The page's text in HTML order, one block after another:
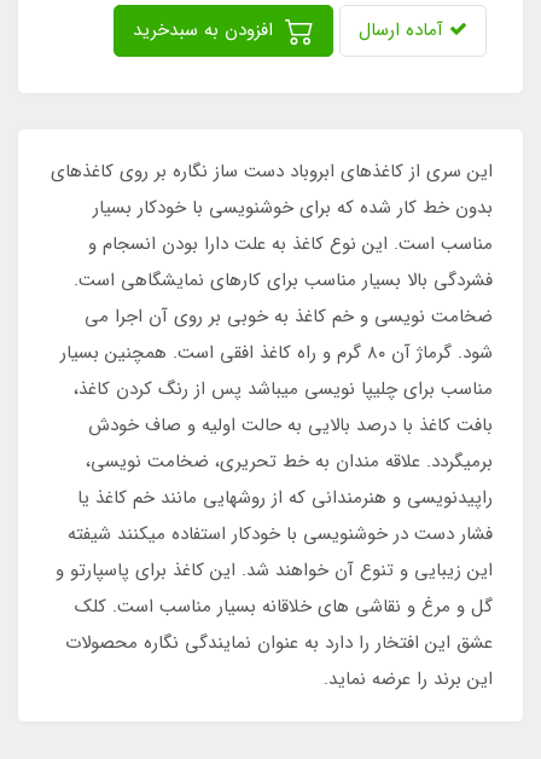
آماده ارسال
این سری از کاغذهای ابروباد دست ساز نگاره بر روی کاغذهای
بدون خط کار شده که برای خوشنویسی با خودکار بسیار
مناسب است. این نوع کاغذ به علت دارا بودن انسجام و
فشردگی بالا بسیار مناسب برای کارهای نمایشگاهی است.
ضخامت نویسی و خم کاغذ به خوبی بر روی آن اجرا می
شود. گرماژ آن ۸۰ گرم و راه کاغذ افقی است. همچنین بسیار
مناسب برای چلیپا نویسی می‏باشد پس از رنگ کردن کاغذ،
بافت کاغذ با درصد بالایی به حالت اولیه و صاف خودش
برمی‏گردد. علاقه مندان به خط تحریری، ضخامت‏ نویسی،
راپیدنویسی و هنرمندانی که از روشهایی مانند خم کاغذ یا
فشار دست در خوشنویسی با خودکار استفاده می‏کنند شیفته
این زیبایی و تنوع آن خواهند شد. این کاغذ برای پاسپارتو و
گل و مرغ و نقاشی های خلاقانه بسیار مناسب است. کلک
عشق این افتخار را دارد به عنوان نمایندگی نگاره محصولات
این برند را عرضه نماید.